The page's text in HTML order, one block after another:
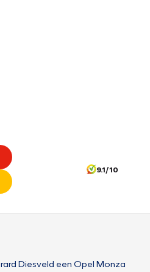
9.1/10
Diesveld een Opel Monza